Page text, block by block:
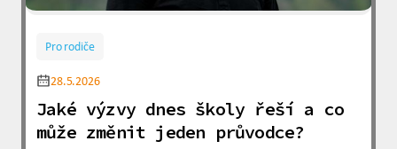
Pro rodiče
28.5.2026
Jaké výzvy dnes školy řeší a co
může změnit jeden průvodce?